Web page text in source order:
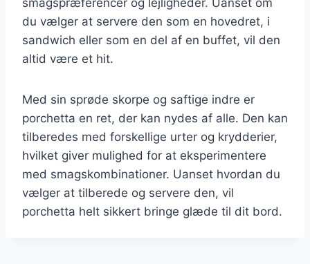
du vælger at servere den som en hovedret, i
sandwich eller som en del af en buffet, vil den
altid være et hit.
Med sin sprøde skorpe og saftige indre er
porchetta en ret, der kan nydes af alle. Den kan
tilberedes med forskellige urter og krydderier,
hvilket giver mulighed for at eksperimentere
med smagskombinationer. Uanset hvordan du
vælger at tilberede og servere den, vil
porchetta helt sikkert bringe glæde til dit bord.